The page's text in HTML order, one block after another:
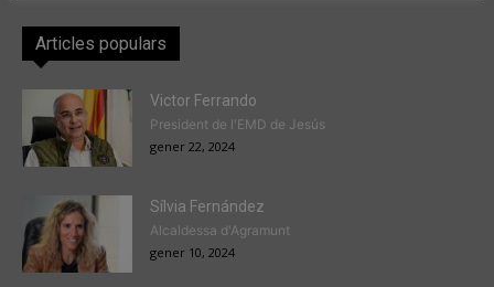
Articles populars
Victor Ferrando
President de l'EMD de Jesús
gener 22, 2024
Sílvia Fernández
Alcaldessa d'Agramunt
gener 10, 2024